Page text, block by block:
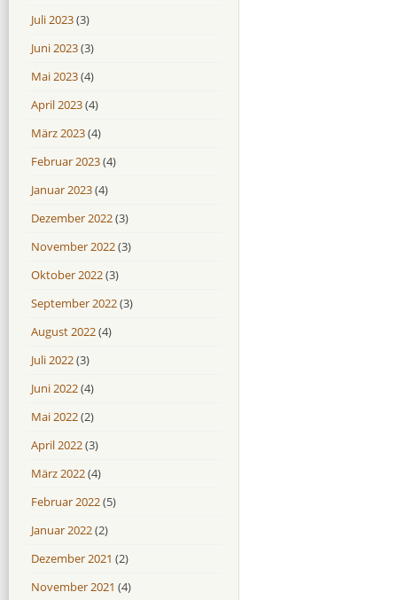
Juli 2023(3)
Juni 2023(3)
Mai 2023(4)
April 2023(4)
März 2023(4)
Februar 2023(4)
Januar 2023(4)
Dezember 2022(3)
November 2022(3)
Oktober 2022(3)
September 2022(3)
August 2022(4)
Juli 2022(3)
Juni 2022(4)
Mai 2022(2)
April 2022(3)
März 2022(4)
Februar 2022(5)
Januar 2022(2)
Dezember 2021 (2)
November 2021 (4)